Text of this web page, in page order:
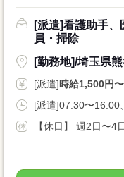
[派遣]看護助手
員・掃除
[勤務地]/埼玉県
[派遣]時給1,500円
[派遣]07:30〜16:00